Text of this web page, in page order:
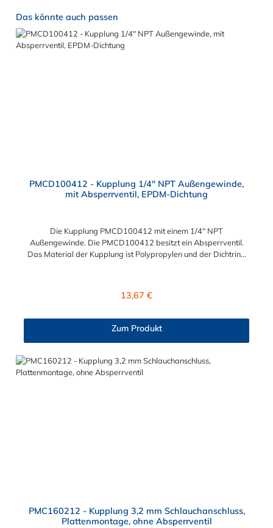
Produktgalerie überspringen
Das könnte auch passen
PMCD100412 - Kupplung 1/4" NPT Außengewinde,
mit Absperrventil, EPDM-Dichtung
Die Kupplung PMCD100412 mit einem 1/4" NPT
Außengewinde. Die PMCD100412 besitzt ein Absperrventil.
Das Material der Kupplung ist Polypropylen und der Dichtring
Regulärer Preis:
13,67 €
Zum Produkt
PMC160212 - Kupplung 3,2 mm Schlauchanschluss,
Plattenmontage, ohne Absperrventil